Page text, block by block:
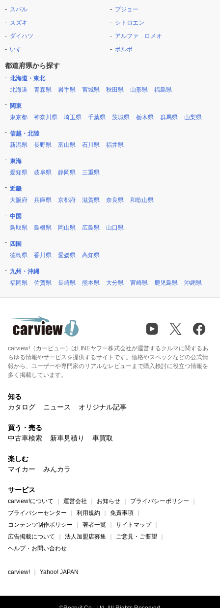
スバル
スズキ
ダイハツ
いすゞ
プジョー
シトロエン
アルファ ロメオ
ボルボ
都道府県から探す
北海道・東北
北海道
青森県 岩手県 宮城県 秋田県 山形県 福島県
関東
東京都
神奈川県 埼玉県 千葉県 茨城県 栃木県 群馬県 山梨県
信越・北陸
新潟県
長野県 富山県 石川県 福井県
東海
愛知県
岐阜県 静岡県 三重県
近畿
大阪府
兵庫県 京都府 滋賀県 奈良県 和歌山県
中国
鳥取県
島根県 岡山県 広島県 山口県
四国
徳島県
香川県 愛媛県 高知県
九州・沖縄
福岡県
佐賀県 長崎県 熊本県 大分県 宮崎県 鹿児島県 沖縄県
carview!（カービュー）はLINEヤフー株式会社が運営するクルマに関するあ
らゆる情報やサービスを提供するサイトです。価格やスペックなどの公式情
報から、ユーザーや専門家のリアルなレビューまで購入検討に役立つ情報を
多く掲載しています。
知る
カタログ
ニュース オリジナル記事
買う・売る
中古車検索
新車見積り 車買取
楽しむ
マイカー
みんカラ
サービス
carview!について 運営会社 お知らせ
プライバシーポリシー
プライバシーセンター
利用規約
免責事項
コンテンツ制作ポリシー
著者一覧
サイトマップ
広告掲載について
法人加盟店募集
ご意見・ご要望
ヘルプ・お問い合わせ
carview! Yahoo! JAPAN